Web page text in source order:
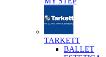
TARKETT
BALLET